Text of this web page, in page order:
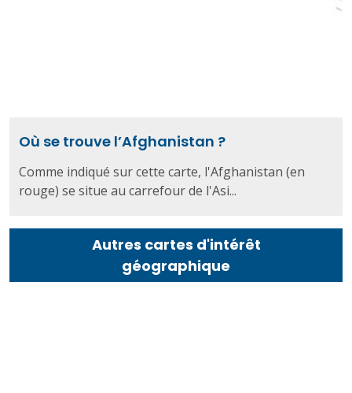
Où se trouve l’Afghanistan ?
Comme indiqué sur cette carte, l'Afghanistan (en
rouge) se situe au carrefour de l'Asi...
Autres cartes d'intérêt
géographique